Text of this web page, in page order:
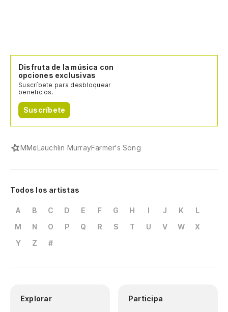
Disfruta de la música con
opciones exclusivas
Suscríbete para desbloquear
beneficios.
Suscríbete
MMcLauchlin MurrayFarmer's Song
Todos los artistas
A B C D E F G H I J K
L
M
N O P Q R S T U V W
X
Y
Z #
Explorar Participa